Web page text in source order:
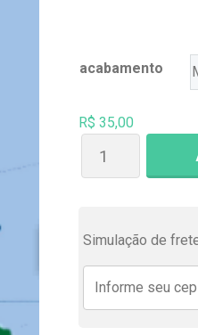
acabamento
R$ 35,00
Simulação de